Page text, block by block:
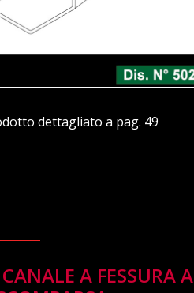
dettagliato a pag. 49
A FESSURA A